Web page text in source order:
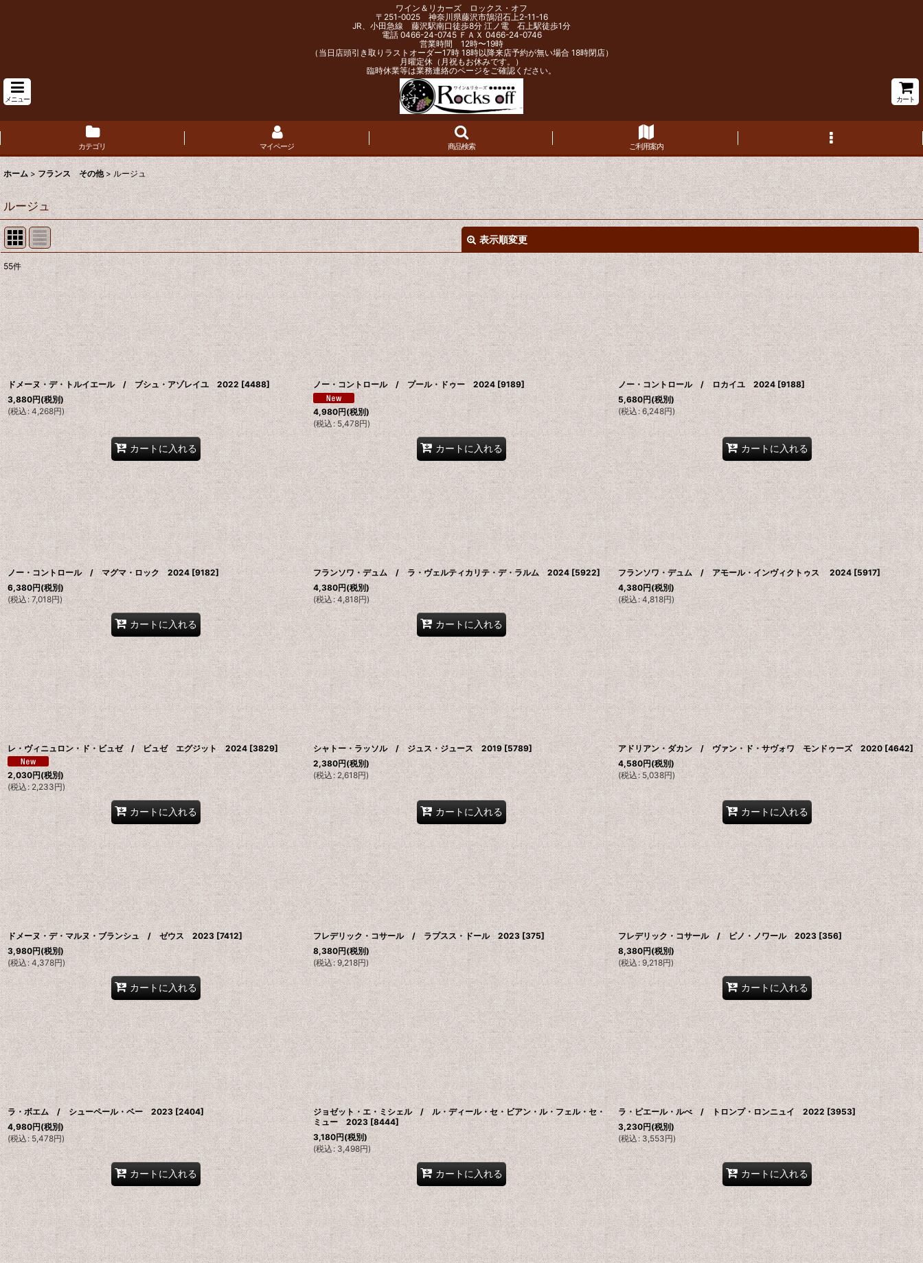
ワイン＆リカーズ ロックス・オフ
〒251-0025 神奈川県藤沢市鵠沼石上2-11-16
JR、小田急線 藤沢駅南口徒歩8分 江ノ電 石上駅徒歩1分
電話 0466-24-0745 ＦＡＸ 0466-24-0746
営業時間 12時〜19時
（当日店頭引き取りラストオーダー17時 18時以降来店予約が無い場合 18時閉店）
月曜定休（月祝もお休みです。）
臨時休業等は業務連絡のページをご確認ください。
メニュー カート
カテゴリ マイページ 商品検索 ご利用案内
ホーム > フランス その他 > ルージュ
ルージュ
表示順変更
表示数 :
並び順
絞り込む
55件
ドメーヌ・デ・トルイエール / ブシュ・アゾレイユ 2022 [4488]
3,880円(税別)
(税込: 4,268円)
カートに入れる
ノー・コントロール / プール・ドゥー 2024 [9189]
4,980円(税別)
(税込: 5,478円)
カートに入れる
ノー・コントロール / ロカイユ 2024 [9188]
5,680円(税別)
(税込 : 6,248円)
カートに入れる
ノー・コントロール / マグマ・ロック 2024 [9182]
6,380円(税別)
(税込: 7,018円)
カートに入れる
フランソワ・デュム / ラ・ヴェルティカリテ・デ・ラルム 2024 [5922]
4,380円(税別)
(税込: 4,818円)
カートに入れる
フランソワ・デュム / アモール・インヴィクトゥス 2024 [5917]
4,380円(税別)
(税込: 4,818円)
レ・ヴィニュロン・ド・ビュゼ / ビュゼ エグジット 2024 [3829]
2,030円(税別)
(税込 : 2,233円)
カートに入れる
シャトー・ラッソル / ジュス・ジュース 2019 [5789]
2,380円(税別)
(税込: 2,618円)
カートに入れる
アドリアン・ダカン / ヴァン・ド・サヴォワ モンドゥーズ 2020 [4642]
4,580円(税別)
(税込: 5,038円)
カートに入れる
ドメーヌ・デ・マルヌ・ブランシュ / ゼウス 2023 [7412]
3,980円(税別)
(税込: 4,378円)
カートに入れる
フレデリック・コサール / ラプスス・ドール 2023 [375]
8,380円(税別)
(税込: 9,218円)
フレデリック・コサール / ピノ・ノワール 2023 [356]
8,380円(税別)
(税込 : 9,218円)
カートに入れる
ラ・ボエム / シューペール・ベー 2023 [2404]
4,980円(税別)
(税込: 5,478円)
カートに入れる
ジョゼット・エ・ミシェル / ル・ディール・セ・ビアン・ル・フェル・セ・
ミュー 2023 [8444]
3,180円(税別)
(税込: 3,498円)
カートに入れる
ラ・ピエール・ルべ / トロンプ・ロンニュイ 2022 [3953]
3,230円(税別)
(税込: 3,553円)
カートに入れる